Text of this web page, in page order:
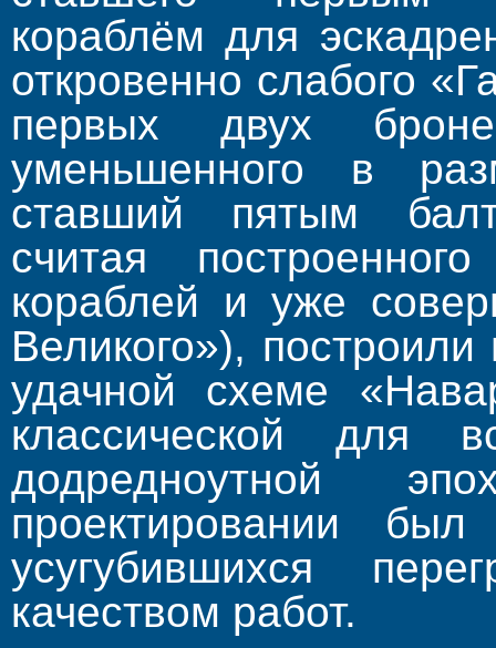
кораблём для
откровенно слабого
первых двух
уменьшенного в
ставший пятым
считая
кораблей и уже
Великого»),
удачной схеме
классической для
додредноутной
проектировании
усугубившихся
качеством работ.